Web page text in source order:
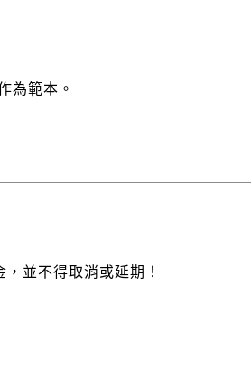
為範本。
並不得取消或延期！